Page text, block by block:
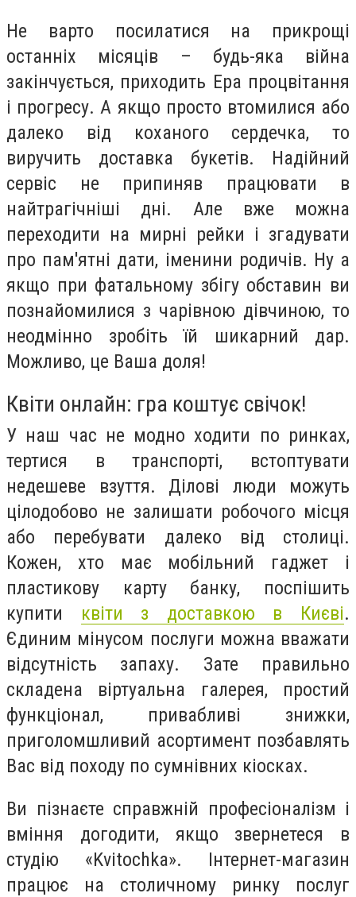
Не варто посилатися на прикрощі
останніх місяців – будь-яка війна
закінчується, приходить Ера процвітання
і прогресу. А якщо просто втомилися або
далеко від коханого сердечка, то
виручить доставка букетів. Надійний
сервіс не припиняв працювати в
найтрагічніші дні. Але вже можна
переходити на мирні рейки і згадувати
про пам'ятні дати, іменини родичів. Ну а
якщо при фатальному збігу обставин ви
познайомилися з чарівною дівчиною, то
неодмінно зробіть їй шикарний дар.
Можливо, це Ваша доля!
Квіти онлайн: гра коштує свічок!
У наш час не модно ходити по ринках,
тертися в транспорті, встоптувати
недешеве взуття. Ділові люди можуть
цілодобово не залишати робочого місця
або перебувати далеко від столиці.
Кожен, хто має мобільний гаджет і
пластикову карту банку, поспішить
купити квіти з доставкою в Києві.
Єдиним мінусом послуги можна вважати
відсутність запаху. Зате правильно
складена віртуальна галерея, простий
функціонал, привабливі знижки,
приголомшливий асортимент позбавлять
Вас від походу по сумнівних кіосках.
Ви пізнаєте справжній професіоналізм і
вміння догодити, якщо звернетеся в
студію «Kvitochka». Інтернет-магазин
працює на столичному ринку послуг